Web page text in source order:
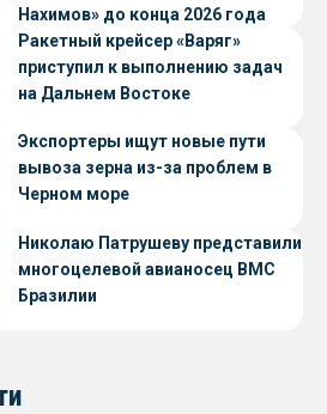
Нахимов» до конца 2026 года
Ракетный крейсер «Варяг»
приступил к выполнению задач
на Дальнем Востоке
Экспортеры ищут новые пути
вывоза зерна из-за проблем в
Черном море
Николаю Патрушеву представили
многоцелевой авианосец ВМС
Бразилии